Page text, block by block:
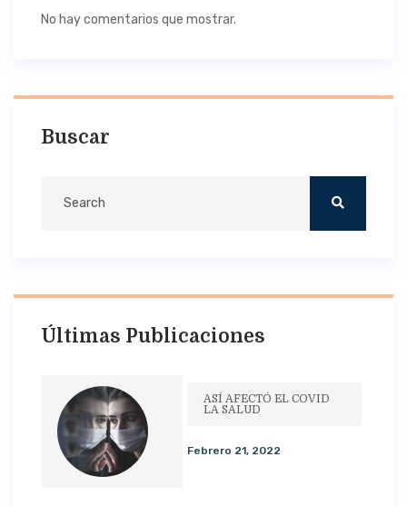
No hay comentarios que mostrar.
Buscar
Últimas Publicaciones
ASÍ AFECTÓ EL COVID
LA SALUD
Febrero 21, 2022